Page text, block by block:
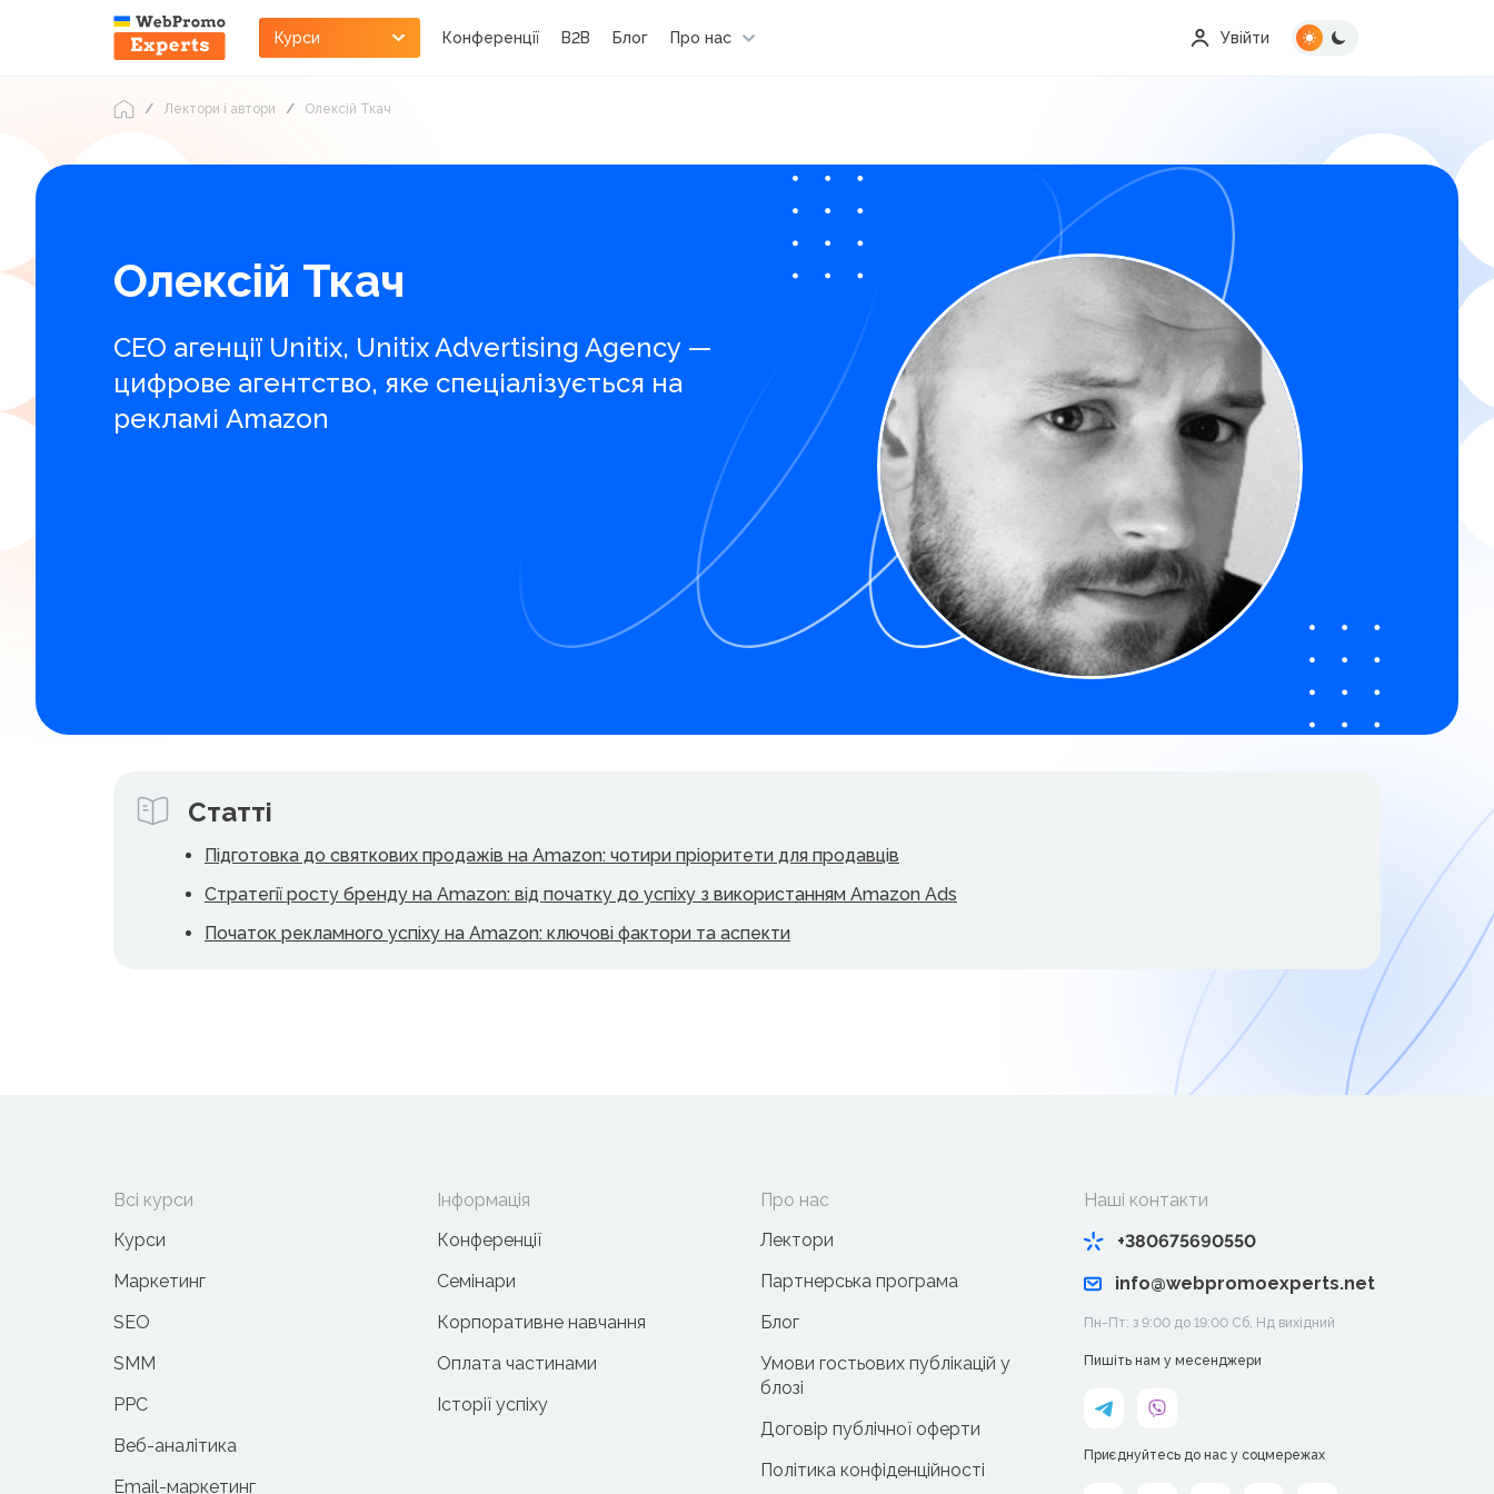
Курси Конференції B2B Блог Про нас Увійти
Лектори і автори Олексій Ткач
Олексій Ткач
CEO агенції Unitix, Unitix Advertising Agency —
цифрове агентство, яке спеціалізується на
рекламі Amazon
Статті
Підготовка до святкових продажів на Amazon: чотири пріоритети для продавців
Стратегії росту бренду на Amazon: від початку до успіху з використанням Amazon Ads
Початок рекламного успіху на Amazon: ключові фактори та аспекти
Всі курси
Курси
Маркетинг
SEO
SMM
PPC
Веб-аналітика
Email-маркетинг
Інформація
Конференції
Семінари
Корпоративне навчання
Оплата частинами
Історії успіху
Про нас
Лектори
Партнерська програма
Блог
Умови гостьових публікацій у
блозі
Договір публічної оферти
Політика конфіденційності
Наші контакти
+380675690550
info@webpromoexperts.net
Пн-Пт: з 9:00 до 19:00 Cб, Нд вихідний
Пишіть нам у месенджери
Приєднуйтесь до нас у соцмережах